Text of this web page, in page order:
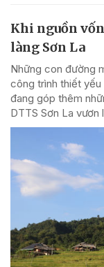
Khi nguồn
làng Sơn La
Những con đường
công trình thiết yếu
đang góp thêm
DTTS Sơn La vươn